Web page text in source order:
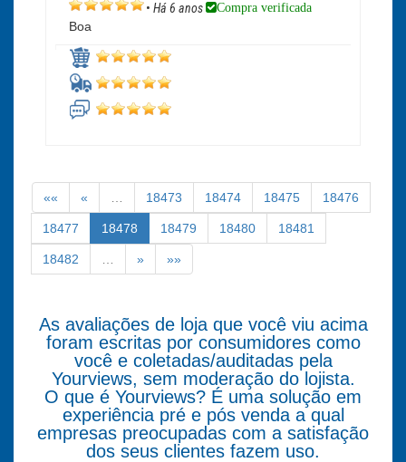
• Há 6 anos Compra verificada
Boa
«« « 18473 18474 18475 18476
18477 18478 18479 18480 18481
18482 » »»
As avaliações de loja que você viu acima
foram escritas por consumidores como
você e coletadas/auditadas pela
Yourviews, sem moderação do lojista.
O que é Yourviews? É uma solução em
experiência pré e pós venda a qual
empresas preocupadas com a satisfação
dos seus clientes fazem uso.